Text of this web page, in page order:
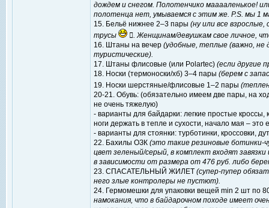
дождем и снегом. Полотенчико мааааленькое!
полотенца нет, умываемся с этим же. Р.S. мы 1
15. Бельё нижнее 2–3 пары (ну или все
трусы
. Женщинам/девушкам свое личное,
16. Штаны на вечер (удобные, теплые (важно, не
туристические).
17. Штаны флисовые (или Polartec) (если другие
18. Носки (термоноски/хб) 3–4 пары (берем с
19. Носки шерстяные/флисовые 1–2 пары
20-21. Обувь: (обязательно имеем две пары, на
не очень тяжелую)
- варианты для байдарки: легкие простые
ноги держать в тепле и сухости, начало мая – это
- варианты для стоянки: турботинки, кроссовки,
22. Бахилы ОЗК (это такие резиновые ботинки-
цвет зеленый/серый, в комплект входят
в зависимости от размера от 476 руб. либо
23. СПАСАТЕЛЬНЫЙ ЖИЛЕТ (супер-пупер
него злые контролеры не пустют).
24. Гермомешки для упаковки вещей min 2 шт по
намокания, что в байдарочном походе имеет